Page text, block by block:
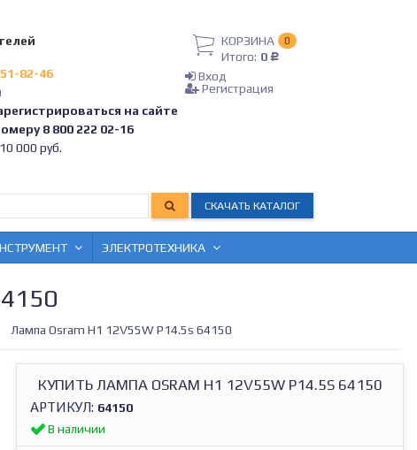
82-46
на сайте
8 800 222 02-16
000 руб.
КОРЗИНА 0
Итого: 0 Р
Вход
Регистрация
СКАЧАТЬ КАТАЛОГ
ЭЛЕКТРОТЕХНИКА
Лампа Osram H1 12V55W P14.5s 64150
КУПИТЬ ЛАМПА OSRAM H1 12V55W P14.5S 64150
АРТИКУЛ: 64150
В наличии